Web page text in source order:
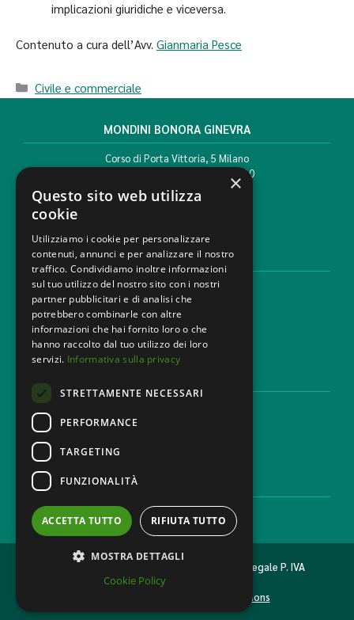
implicazioni giuridiche e viceversa.
Contenuto a cura dell’Avv. Gianmaria Pesce
Civile e commerciale
MONDINI BONORA GINEVRA
Corso di Porta Vittoria, 5 Milano
T. +39 02 777351 F. +39 02 784510
info@mbg.legal
AREE LEGALI
Aree di Competenza
Settori
Studio legale
Contatti
Lavora con noi
2026 © MONDINI BONORA GINEVRA Studio legale P. IVA
11473500962
Nyxsolutions
×
Questo sito web utilizza
cookie
Utilizziamo i cookie per personalizzare
contenuti, annunci e per analizzare il nostro
traffico. Condividiamo inoltre informazioni
sul tuo utilizzo del nostro sito con i nostri
partner pubblicitari e di analisi che
potrebbero combinarle con altre
informazioni che hai fornito loro o che
hanno raccolto dal tuo utilizzo dei loro
servizi. Informativa sulla privacy
STRETTAMENTE NECESSARI
PERFORMANCE
TARGETING
FUNZIONALITÀ
ACCETTA TUTTO RIFIUTA TUTTO
MOSTRA DETTAGLI
Cookie Policy